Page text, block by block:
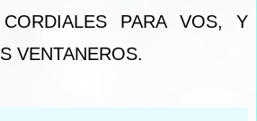
CORDIALES PARA VOS, Y
VENTANEROS.